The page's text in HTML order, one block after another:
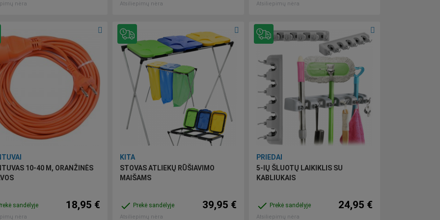
nėra Atsiliepimų nėra Atsiliepimų nėra
10-40 M, ORANŽINĖS
sandėlyje
nėra
18,95 €
KITA
STOVAS ATLIEKŲ RŪŠIAVIMO
MAIŠAMS
done Prekė sandėlyje
Atsiliepimų nėra
39,95 €
PRIEDAI
5-IŲ ŠLUOTŲ LAIKIKLIS SU
KABLIUKAIS
done Prekė sandėlyje
Atsiliepimų nėra
24,95 €